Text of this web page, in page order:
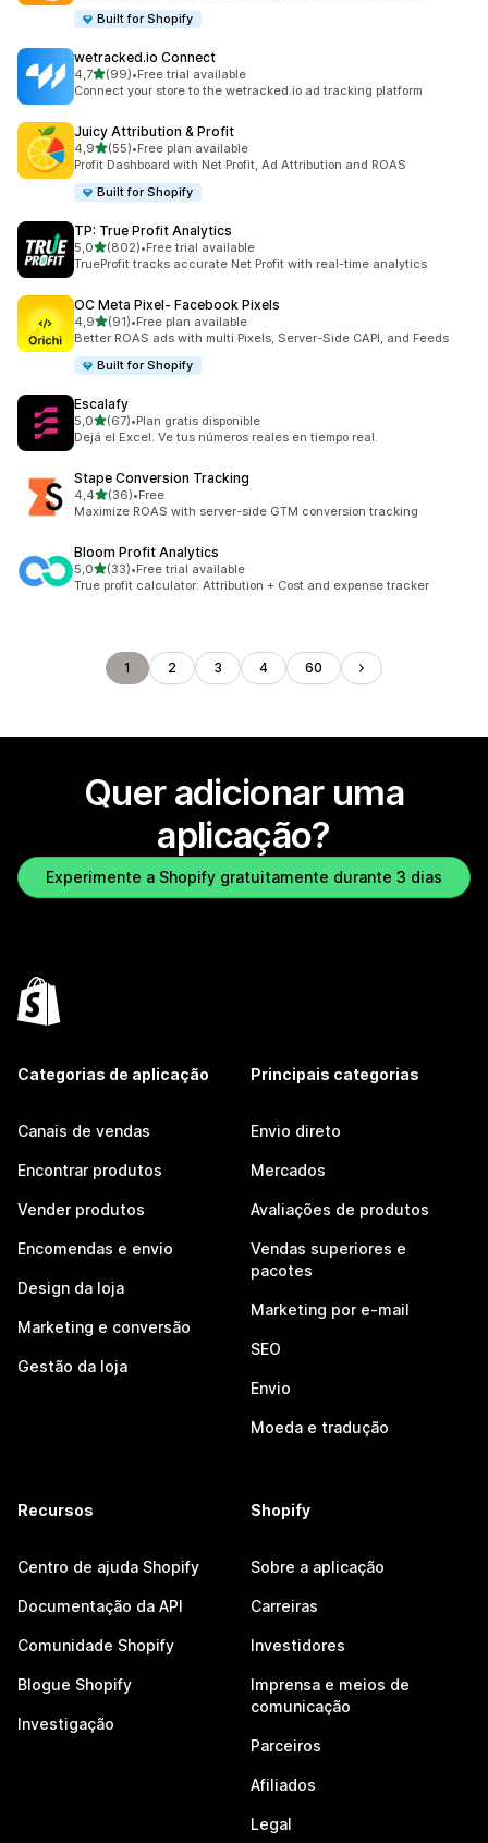
Built for Shopify
wetracked.io Connect
4,7de 5 estrelas
(99)
99 total de avaliações
•Free trial available
Connect your store to the wetracked.io ad tracking platform
Juicy Attribution & Profit
4,9de 5 estrelas
(55)
55 total de avaliações
•Free plan available
Profit Dashboard with Net Profit, Ad Attribution and ROAS
Built for Shopify
TP: True Profit Analytics
5,0de 5 estrelas
(802)
802 total de avaliações
•Free trial available
TrueProfit tracks accurate Net Profit with real-time analytics
OC Meta Pixel‑ Facebook Pixels
4,9de 5 estrelas
(91)
91 total de avaliações
•Free plan available
Better ROAS ads with multi Pixels, Server-Side CAPI, and Feeds
Built for Shopify
Escalafy
5,0de 5 estrelas
(67)
67 total de avaliações
•Plan gratis disponible
Dejá el Excel. Ve tus números reales en tiempo real.
Stape Conversion Tracking
4,4de 5 estrelas
(36)
36 total de avaliações
•Free
Maximize ROAS with server-side GTM conversion tracking
Bloom Profit Analytics
5,0de 5 estrelas
(33)
33 total de avaliações
•Free trial available
True profit calculator: Attribution + Cost and expense tracker
1 2 3 4 60
Quer adicionar uma
aplicação?
Experimente a Shopify gratuitamente durante 3 dias
Categorias de aplicação
Canais de vendas
Encontrar produtos
Vender produtos
Encomendas e envio
Design da loja
Marketing e conversão
Gestão da loja
Principais categorias
Envio direto
Mercados
Avaliações de produtos
Vendas superiores e
pacotes
Marketing por e-mail
SEO
Envio
Moeda e tradução
Recursos
Centro de ajuda Shopify
Documentação da API
Comunidade Shopify
Blogue Shopify
Investigação
Shopify
Sobre a aplicação
Carreiras
Investidores
Imprensa e meios de
comunicação
Parceiros
Afiliados
Legal